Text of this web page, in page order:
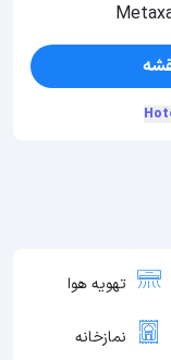
تهویه هوا
نمازخانه